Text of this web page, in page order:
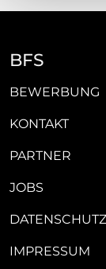
BFS
BEWERBUNG
KONTAKT
PARTNER
JOBS
DATENSCHUTZ
IMPRESSUM